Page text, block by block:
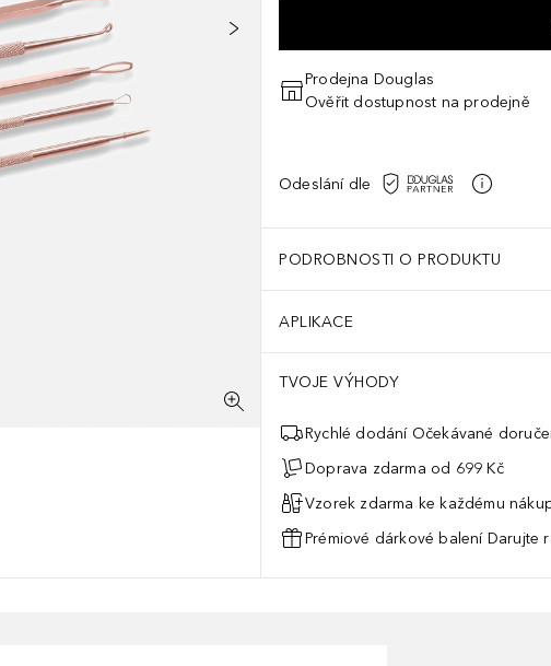
Prodejna Douglas
Ověřit dostupnost na prodejně
Odeslání dle
PODROBNOSTI O PRODUKTU
APLIKACE
TVOJE VÝHODY
Rychlé dodání Očekávané
Doprava zdarma od 699 Kč
Vzorek zdarma ke každému
Prémiové dárkové balení Darujte